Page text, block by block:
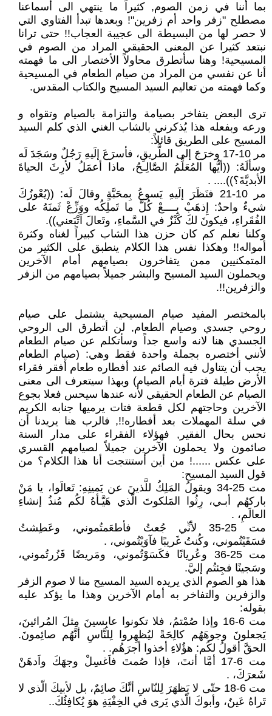
بما أننا في زمن الصوم, كثيراً ما ينتهي الى أسماعنا
مصطلح "زفر واحد أم زفرين"! وبعدها تبدأ الفتاوي التي
لا حصر لها من البسيطة الى عجيبة العجاب!! حتى ترانا
نبتعد كثيرا عن المعنى الحقيقي المراد من الصوم في
المسيحية! وهنا سأتطرق محاولاً الأختصار الى ما فهمته
أنا عن نفسي من المراد من صيام الطعام في المسيحية
وكما فهمته من تعاليم السيد المسيح والكتاب المقدس.
ترى البعض يتفاخر بصيامة والتزامة بالصيام وتقواه و
ورعه وبفعله هذا يُذكرني بالشاب الغني الذي كلم السيد
المسيح على الطريق قائلاً:
مر 10-17 وخرَجَ إلى الطَّريقِ، فأسرَعَ إلَيهِ رَجُلٌ وسَجَدَ لَه
وسألَهُ: ((أيُّها المُعَلِّمُ الصَّالِـحُ، ماذا أعمَلُ لأرِثَ الحياةَ
الأبديَّةَ؟)).... .
مر 10-21 فنَظَرَ إلَيهِ يَسوعُ بِمحَبَّةٍ وقالَ لَه: ((يُعْوزُكَ
شيءٌ واحدٌ: إِذهَبْ بِــــعْ كُلَّ ما تَملِكُه ووَزِّعْ ثَمنَهُ على
الفُقَراءِ، فيكونَ لكَ كَنْزٌ في السَّماءِ، وتَعالَ اَتْبَعني)).
وكلنا نعلم كم كان حزن هذا الشاب كبيراً لغناه وكثرة
أمواله!! وهكذا نفس هذا الكلام ينطبق على الكثير من
المتمكنيين ممن يتفاخرون بصيامهم أمام الآخرين
ويحملون السيد المسيح والبشر جميلاً بصيامهم من الزفر
والزفرين!!.
بالمختصر المفيد صيام المسيحية يشتمل على صيام
روحي جسدي وصيام الطعام, لن أتطرق الى الروحي
الجسدي هنا لانه واسع جداً وسأتكلم عن صيام الطعام
لأنني أختصره بجملة واحدة فقط وهي: (صيام الطعام
يجب أن يتناول فيه الصائم عند أفطاره طعام أفقر فقراء
الأرض طيلة فترة أيام الصيام) وبهذا سيتعرف الى معنى
الصيام عن الطعام الحقيقي لأنه عندها سيحس فعلا بجوع
الآخرين وحاجتهم لكل قطعة فتات يرميها جنابه الكريم
في سلة المهملات بعد أفطاره!!, فالرب هنا يريدنا أن
نحس بحال الفقير, فهؤلاء الفقراء على مدار السنة
صائمون ولا يحملون الآخرين جميلاً لصيامهم القسري
على عكس ......! من أين أستنتجت أنا هذا الكلام؟ من
قول السيد المسيح:
مت 25-34 ويقولُ المَلِكُ للَّذينَ عن يَمينِهِ: تَعالَوا، يا مَنْ
باركهُم أبـي، رِثُوا المَلكوتَ الّذي هَيَّـأهُ لكُم مُنذُ إنشاءِ
العالَمِ، .
مت 25-35 لأنِّي جُعتُ فأطعَمتُموني، وعَطِشتُ
فسَقَيْتُموني، وكُنتُ غَريبًا فآوَيْتُموني، .
مت 25-36 وعُريانًا فكَسَوْتُموني، ومَريضًا فَزُرتُموني،
وسَجينًا فجِئتُم إليَّ.
هذا هو الصوم الذي يريده السيد المسيح منا لا صوم الزفر
والزفرين والتفاخر به أمام الآخرين وهذا ما يؤكد عليه
بقوله:
مت 6-16 وإذا صُمْتمُ، فلا تكونوا عابِسينَ مِثلَ المُرائينَ،
يَجعلونَ وجوهَهُم كالِحَةً ليُظهِروا لِلنَّاسِ أنَّهُم صائِمونَ.
الحقَّ أقولُ لكُم: هؤُلاءِ أخذوا أجرَهُم. .
مت 6-17 أمَّا أنتَ، فإذا صُمتَ فاَغسِلْ وجهَكَ واَدهَنْ
شَعرَكَ، .
مت 6-18 حتّى لا يَظهَرَ لِلنّاسِ أنَّكَ صائِمٌ، بل لأبيكَ الّذي لا
تَراهُ عَينٌ، وأبوكَ الّذي يَرى في الخِفْيَةِ هوَ يُكافِئُكَ..